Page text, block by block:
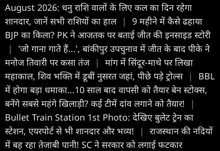
August 2026: धनु राशि वालों के लिए कल का दिन रहेगा
शानदार, जानें सभी राशियों का हाल |
9 महीने में कैसे ढहाया
BJP का किला? PK ने आजतक पर बताई जीत की इनसाइड स्टोरी
|
'जो गाना गाते हैं...', बांकीपुर उपचुनाव में जीत के बाद पीके ने
मनोज तिवारी पर कसा तंज |
मांग में सिंदूर-माथे पर लिखा
महाकाल, शिव भक्ति में डूबीं नुसरत जहां, पीछे पड़े ट्रोल्स |
BBL
में होगा बड़ा धमाका...10 साल बाद वापसी को तैयार बेन स्टोक्स,
बनेंगे सबसे महंगे खिलाड़ी? कई टीमें दांव लगाने को तैयार!
|
Bullet Train Station 1st Photo: देखिए बुलेट ट्रेन का
स्टेशन, एयरपोर्ट से भी शानदार और भव्य!
|
राजस्थान की नदियों
में बह रहा तेजाबी पानी! SC ने सरकार को लगाई फटकार